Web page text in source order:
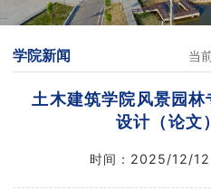
人才培养
教学科研
党团学工
学院新闻 当
土木建筑学院风景园
设计（论文
时间： 2025/12/12